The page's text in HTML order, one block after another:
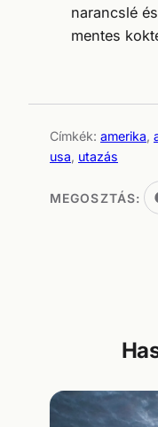
narancslé
mentes
Címkék: amerika,
usa, utazás
MEGOSZTÁS: